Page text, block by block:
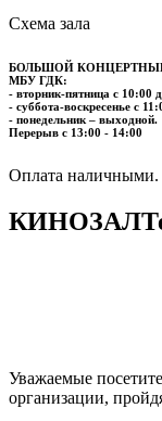
Схема зала
БОЛЬШОЙ
МБУ ГДК:
- вторник-пятница с 10:00
- суббота-воскресенье с
- понедельник – выходной.
Перерыв с 13:00 - 14:00
​​​​​​​Оплата наличными.
КИНОЗАЛ
Уважаемые
организации,